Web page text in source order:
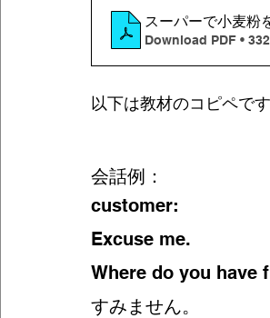
スーパーで小麦粉
Download PDF •
以下は教材のコピペです
会話例：
customer:
Excuse me.
Where do you have
すみません。